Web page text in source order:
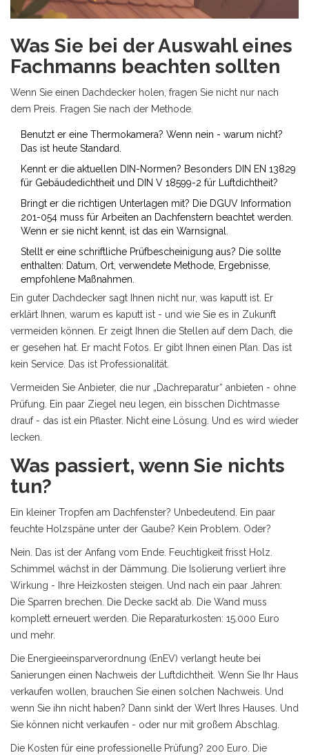
Was Sie bei der Auswahl eines
Fachmanns beachten sollten
Wenn Sie einen Dachdecker holen, fragen Sie nicht nur nach
dem Preis. Fragen Sie nach der Methode.
Benutzt er eine Thermokamera? Wenn nein - warum nicht?
Das ist heute Standard.
Kennt er die aktuellen DIN-Normen? Besonders DIN EN 13829
für Gebäudedichtheit und DIN V 18599-2 für Luftdichtheit?
Bringt er die richtigen Unterlagen mit? Die DGUV Information
201-054 muss für Arbeiten an Dachfenstern beachtet werden.
Wenn er sie nicht kennt, ist das ein Warnsignal.
Stellt er eine schriftliche Prüfbescheinigung aus? Die sollte
enthalten: Datum, Ort, verwendete Methode, Ergebnisse,
empfohlene Maßnahmen.
Ein guter Dachdecker sagt Ihnen nicht nur, was kaputt ist. Er
erklärt Ihnen, warum es kaputt ist - und wie Sie es in Zukunft
vermeiden können. Er zeigt Ihnen die Stellen auf dem Dach, die
er gesehen hat. Er macht Fotos. Er gibt Ihnen einen Plan. Das ist
kein Service. Das ist Professionalität.
Vermeiden Sie Anbieter, die nur „Dachreparatur“ anbieten - ohne
Prüfung. Ein paar Ziegel neu legen, ein bisschen Dichtmasse
drauf - das ist ein Pflaster. Nicht eine Lösung. Und es wird wieder
lecken.
Was passiert, wenn Sie nichts
tun?
Ein kleiner Tropfen am Dachfenster? Unbedeutend. Ein paar
feuchte Holzspäne unter der Gaube? Kein Problem. Oder?
Nein. Das ist der Anfang vom Ende. Feuchtigkeit frisst Holz.
Schimmel wächst in der Dämmung. Die Isolierung verliert ihre
Wirkung - Ihre Heizkosten steigen. Und nach ein paar Jahren:
Die Sparren brechen. Die Decke sackt ab. Die Wand muss
komplett erneuert werden. Die Reparaturkosten: 15.000 Euro
und mehr.
Die Energieeinsparverordnung (EnEV) verlangt heute bei
Sanierungen einen Nachweis der Luftdichtheit. Wenn Sie Ihr Haus
verkaufen wollen, brauchen Sie einen solchen Nachweis. Und
wenn Sie ihn nicht haben? Dann sinkt der Wert Ihres Hauses. Und
Sie können nicht verkaufen - oder nur mit großem Abschlag.
Die Kosten für eine professionelle Prüfung? 200 Euro. Die